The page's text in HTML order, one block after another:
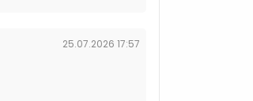
25.07.2026 17:57